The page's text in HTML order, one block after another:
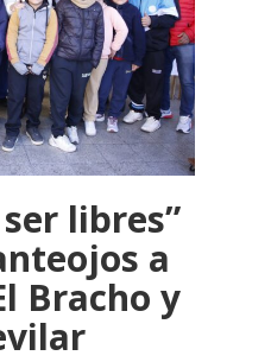
libres”
a
Bracho y